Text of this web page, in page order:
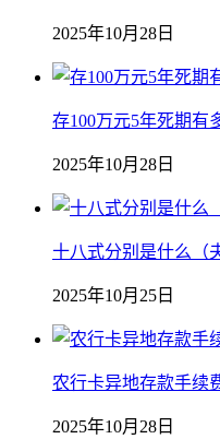
2025年10月28日
存100万元5年死期有
2025年10月28日
十八式分别是什么（
2025年10月25日
农行卡异地存款手续
2025年10月28日